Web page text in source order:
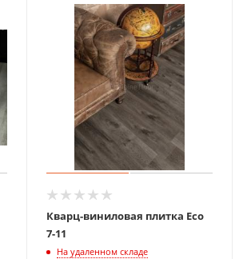
Кварц-виниловая плитка Eco
7-11
На удаленном складе